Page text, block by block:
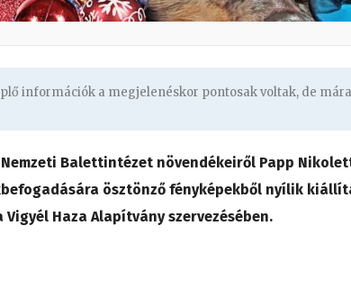
információk a megjelenéskor pontosak voltak, de mára
Balettintézet növendékeiről Papp
ösztönző fényképekből nyílik
Haza Alapítvány szervezésében.